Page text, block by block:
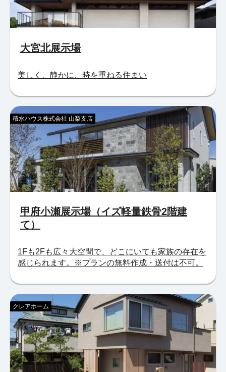
大宮北展示場
美しく、静かに、時を重ねる住まい
甲府小瀬展示場（イズ軽量鉄骨2階建
て）
積水ハウス株式会社 山梨支店
1Fも2Fも広々大空間で、どこにいても家族の存在を
感じられます。※プランの無料作成・送付は不可。
クレアホーム